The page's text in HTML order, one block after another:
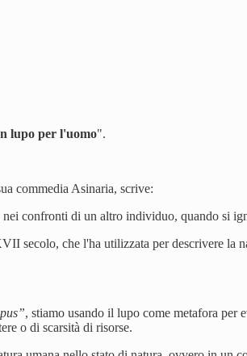
lupo per l'uomo".
commedia Asinaria, scrive:
confronti di un altro individuo, quando si
secolo, che l'ha utilizzata per descrivere la
, stiamo usando il lupo come metafora per
o di scarsità di risorse.